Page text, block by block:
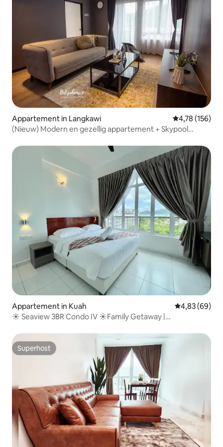
Appartement in Langkawi Gemiddelde
4,78 (156)
(Nieuw) Modern en gezellig appartement + Skypool
Appartement in Kuah Gemiddelde
4,83 (69)
☀ Seaview 3BR Condo IV ☀Family Getaway |
Superhost
Superhost